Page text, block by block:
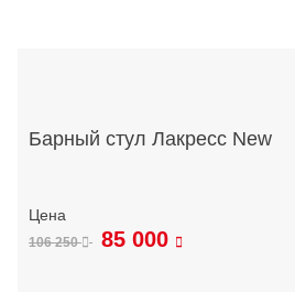
Барный стул Лакресс New
106 250 85 000